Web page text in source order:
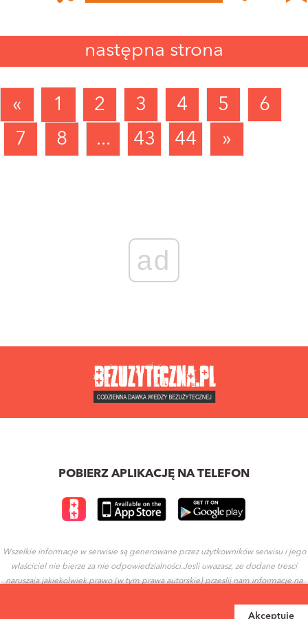
Akceptuję
następna strona
« 1 2 3 4 5
6
7
8 ... 43 44 »
ad
POBIERZ APLIKACJĘ NA TELEFON
Wszelkie informacje w serwisie są generowane przez użytkowników serwisu i jego
właściciel nie bierze za nie odpowiedzialności.Jesli uwazasz, ze dodane tresci
naruszaja jakiekolwiek prawo (w tym prawa autorskie) przeslij nam informacje na